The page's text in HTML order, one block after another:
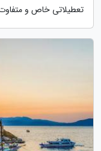
تعطیلاتی خاص و متفاوت